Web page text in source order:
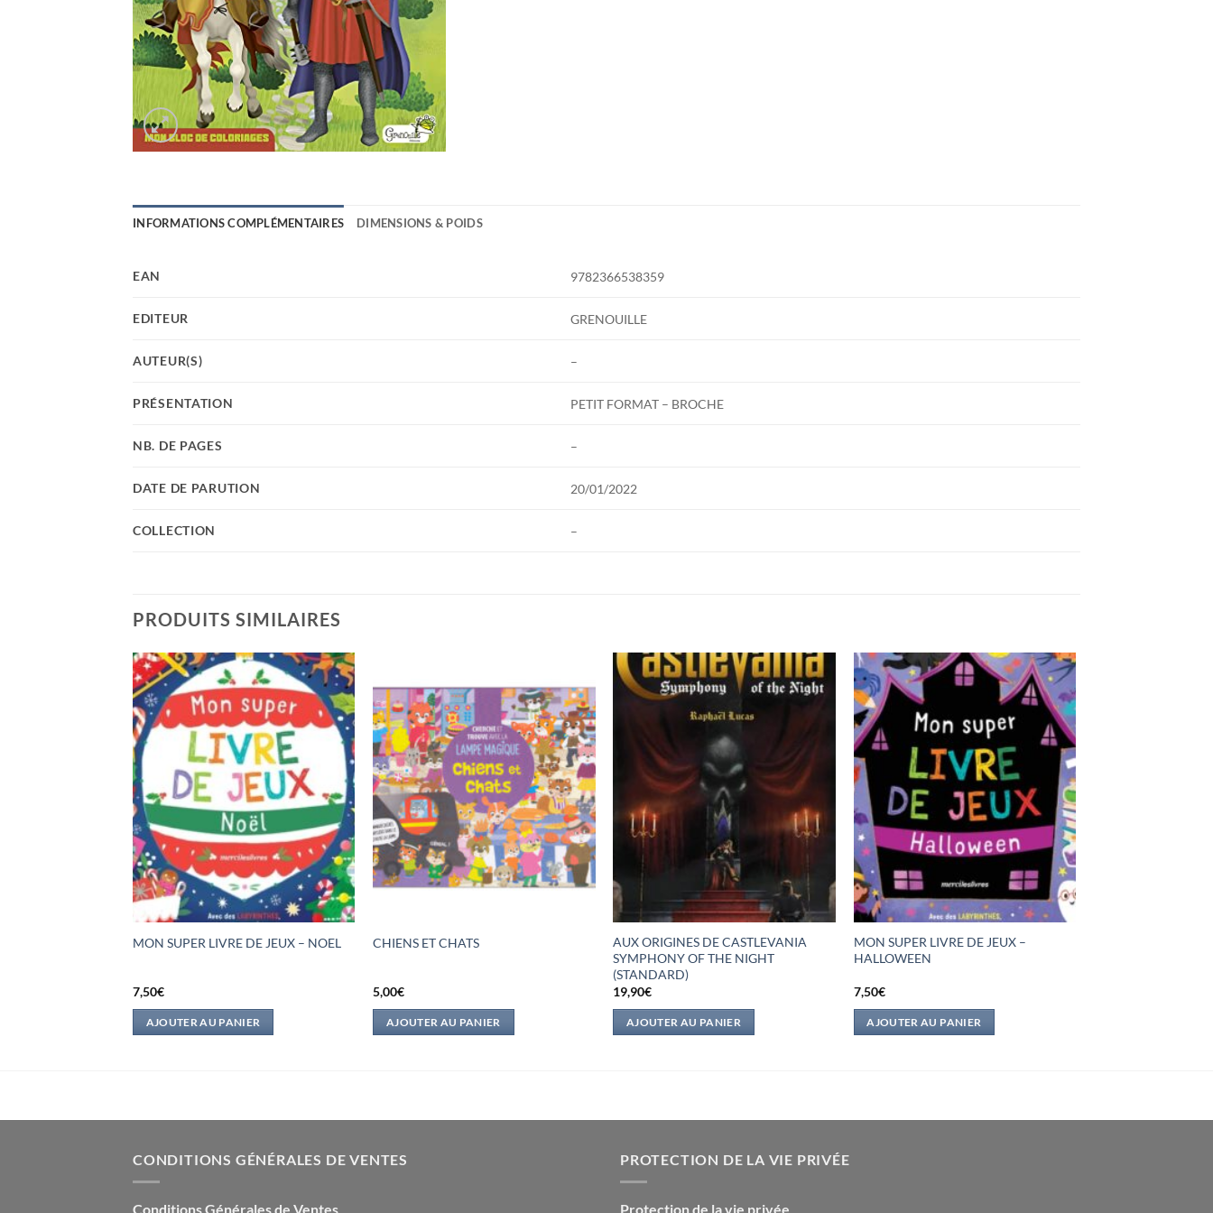
INFORMATIONS COMPLÉMENTAIRES DIMENSIONS & POIDS
EAN 9782366538359
EDITEUR GRENOUILLE
AUTEUR(S) –
PRÉSENTATION PETIT FORMAT – BROCHE
NB. DE PAGES –
DATE DE PARUTION 20/01/2022
COLLECTION –
PRODUITS SIMILAIRES
MON SUPER LIVRE DE JEUX – NOEL
7,50€
AJOUTER AU PANIER
CHIENS ET CHATS
5,00€
AJOUTER AU PANIER
AUX ORIGINES DE CASTLEVANIA
SYMPHONY OF THE NIGHT
(STANDARD)
19,90€
AJOUTER AU PANIER
MON SUPER LIVRE DE JEUX –
HALLOWEEN
7,50€
AJOUTER AU PANIER
CONDITIONS GÉNÉRALES DE VENTES
Conditions Générales de Ventes
PROTECTION DE LA VIE PRIVÉE
Protection de la vie privée